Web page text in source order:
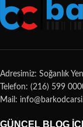
Adresimiz: Soğanlık
Telefon: (216) 599
Mail:
GÜNCEL BLOG